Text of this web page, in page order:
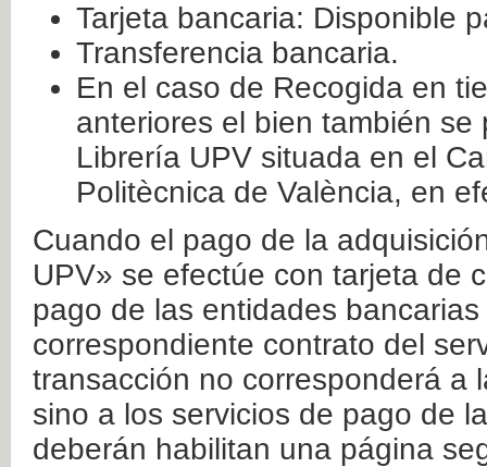
Tarjeta bancaria: Disponible
Transferencia bancaria.
En el caso de Recogida en
anteriores el bien también
Librería UPV situada en el
Politècnica de València, en
Cuando el pago de la
UPV» se efectúe con tarjeta de
pago de las entidades
correspondiente contrato del
transacción no corresponderá a
sino a los servicios de pago de
deberán habilitan una página